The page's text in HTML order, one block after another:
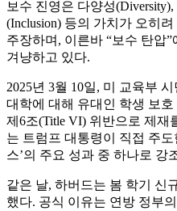
보수 진영은 다양성
(Inclusion) 등의 가치가 오히
주장하며, 이른바 “보수 탄압
겨냥하고 있다.
2025년 3월 10일, 미 교육부
대학에 대해 유대인 학생 보
제6조(Title VI) 위반으로 제재
는 트럼프 대통령이 직접 주
스’의 주요 성과 중 하나로 강
같은 날, 하버드는 봄 학기 신
했다. 공식 이유는 연방 정부